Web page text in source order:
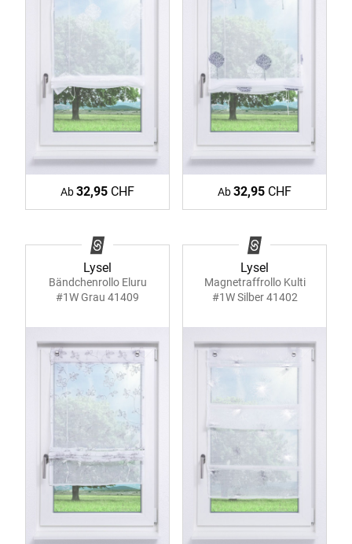
Ab32,95 CHF Ab32,95 CHF
Lysel
Bändchenrollo Eluru
#1W Grau 41409
Lysel
Magnetraffrollo Kulti
#1W Silber 41402